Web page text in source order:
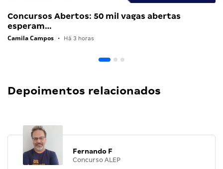
Concursos Abertos: 50 mil vagas abertas
esperam…
Camila Campos • Há 3 horas
Depoimentos relacionados
Fernando F
Concurso ALEP